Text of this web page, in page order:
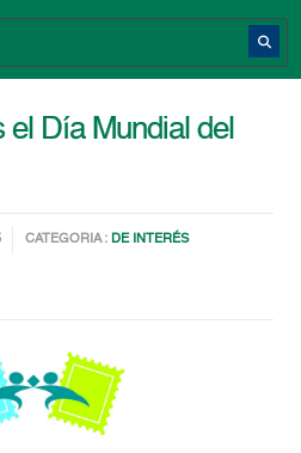
el Día Mundial del
CATEGORIA :DE INTERÉS